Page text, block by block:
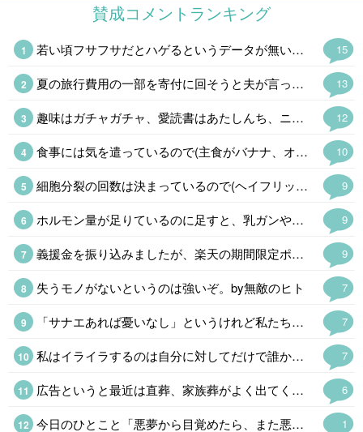
賛成コメントランキング
15
若い頃フサフサだとハゲるというデータが無いのは知っているんですが、長年理容室をやっている方は自信を持って言うんですよ。 現場の感覚は大事なので、あるかもしれないと思ってます。 あとは年配者による経験談ですね、若い頃毛量が多かった人ほどハゲていると言う人に沢山出会いました。 僕にとって体験談は貴重なデータですが、無関係だと思いたいw
13
夏の旅行費用の一部を寄付に回そうと夫が言ってくれて、振り込んでくれました。 家計管理は、しっかり者の夫が主導してくれてます、私は精神年齢小学生なのです😓💦
12
趣味はガチャガチャ、愛読書はあたしんち、ニンテンドーDS出る度に並んでます💦 精神年齢小学生です😓ハイ。 よく「若いね」と言われるけど「幼いね」を変換してるの気付いてます💦
10
食事には気を遣っているので(主食がバナナ、オートミール、全粒粉クラッカー、今の時期はトウモロコシも🌟)食生活には自信があるのですが、旅行で飲み食いしたり自分用お土産😂で2kg太ったのでダイエット中です。 普段の食生活に戻して、食後の血糖値急上昇を阻止する足踏み運動も始めました。 大体1kg落ちたので、あと半分頑張ります。
9
細胞分裂の回数は決まっているので(ヘイフリック限界)、もしかすると!と思ってAIに聞いてみました。 「若いうちに毛量が多いからといって毛根の細胞分裂の回数を早く消費するわけではないため、安心してください」と言われました😂
9
ホルモン量が足りているのに足すと、乳ガンや血栓のリスクが増したり、余計にホルモンバランスが崩れるので処方されなかったのは当然です😅 即効性を求めるならプラセンタ注射(48歳なら保険適応)がありますし、漢方薬もあります。 完全に情報不足です💧
9
義援金を振り込みましたが、楽天の期間限定ポイントがあったので、ポイントも少しだけ(金額はショボいので㊙️)にはなりますが寄付させて戴きました。 この暑さによる二次災害も心配ですが、支援物資の仕分けが追い付かず停止しているそうなので、今回はお金だけにしました👛 現地のボランティアの方にも頭が下がります。
7
失うモノがないというのは強いぞ。by無敵のヒト
7
「サナエあれば憂いなし」というけれど私たちは「ソナエがなくて憂うばかり」である。
7
私はイライラするのは自分に対してだけで誰かがすることにはまあ、ニンゲンがやることだからしょうがない。おもしろいことをするなぁという感じ。 AI君によると「地獄のような脳内環境」だそうだ。
6
広告というと最近は直葬、家族葬がよく出てくるけど、求人サイトの「昆虫·正社員」というのと不動産サイトの「2LDK0.9万円」(超絶事故物件にしてもあり得ない誤植だ)のインパクト半端なかった。
1
今日のひとこと「悪夢から目覚めたら、また悪夢だったということはよくある」